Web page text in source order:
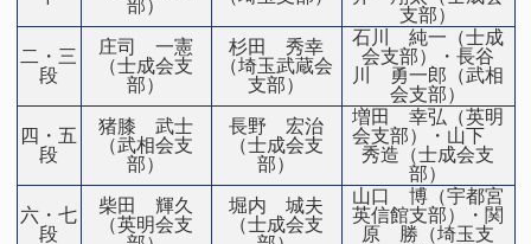
部）
支部）
二・三
段
庄司 一憲
（士成会支
部）
杉田 秀幸
（埼玉武蔵会
支部）
石川 純一（士成
会支部）・長谷
川 勇一郎（武相
会支部）
四・五
段
猪膝 武士
（武相会支
部）
長野 宏治
（士成会支
部）
増田 幸弘（英明
会支部）・山下
秀造（士成会支
部）
六・七
段
柴田 輝久
（英明会支
堀内 城夫
（士成会支
山口 博（宇都宮
英信館支部）・関
原 勝（埼玉支